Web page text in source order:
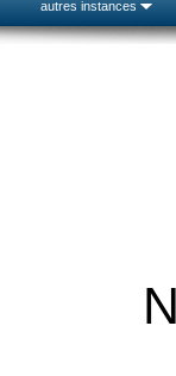
autres instances